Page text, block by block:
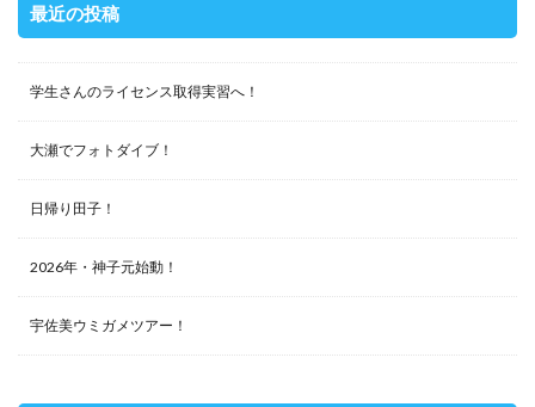
最近の投稿
学生さんのライセンス取得実習へ！
大瀬でフォトダイブ！
日帰り田子！
2026年・神子元始動！
宇佐美ウミガメツアー！